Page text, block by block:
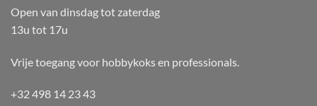
Open van dinsdag tot zaterdag
13u tot 17u
Vrije toegang voor hobbykoks en professionals.
+32 498 14 23 43